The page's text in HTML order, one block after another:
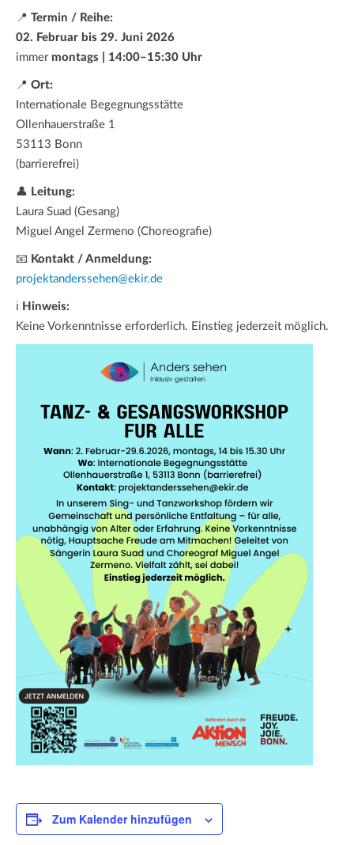
📍 Termin / Reihe:
02. Februar bis 29. Juni 2026
immer montags | 14:00–15:30 Uhr
📍 Ort:
Internationale Begegnungsstätte
Ollenhauerstraße 1
53113 Bonn
(barrierefrei)
👤 Leitung:
Laura Suad (Gesang)
Miguel Angel Zermeno (Choreografie)
📧 Kontakt / Anmeldung:
projektanderssehen@ekir.de
ℹ Hinweis:
Keine Vorkenntnisse erforderlich. Einstieg jederzeit möglich.
Zum Kalender hinzufügen